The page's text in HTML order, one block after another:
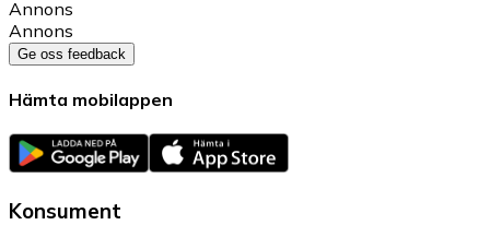
Annons
Annons
Ge oss feedback
Hämta mobilappen
Konsument